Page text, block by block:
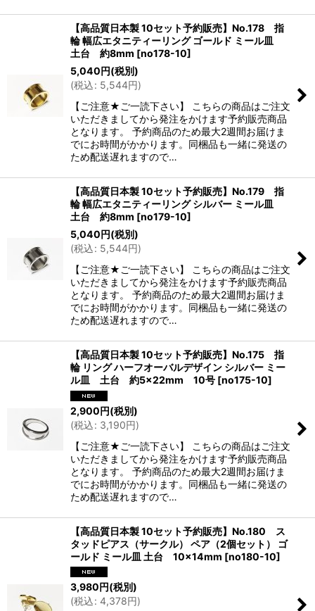
【高品質日本製 10セット予約販売】No.178 指
輪 幅広エタニティーリング ゴールド ミール皿
土台 約8mm [no178-10]
5,040円(税別)
(税込: 5,544円)
【ご注意★ご一読下さい】 こちらの商品はご注文
いただきましてから発注をかけます予約販売商品
となります。 予約商品のため最大2週間お届けま
でにお時間がかかります。同梱品も一緒に発送の
ため配送遅れますので…
【高品質日本製 10セット予約販売】No.179 指
輪 幅広エタニティーリング シルバー ミール皿
土台 約8mm [no179-10]
5,040円(税別)
(税込: 5,544円)
【ご注意★ご一読下さい】 こちらの商品はご注文
いただきましてから発注をかけます予約販売商品
となります。 予約商品のため最大2週間お届けま
でにお時間がかかります。同梱品も一緒に発送の
ため配送遅れますので…
【高品質日本製 10セット予約販売】No.175 指
輪 リング ハーフオーバルデザイン シルバー ミー
ル皿 土台 約5×22mm 10号 [no175-10]
2,900円(税別)
(税込: 3,190円)
【ご注意★ご一読下さい】 こちらの商品はご注文
いただきましてから発注をかけます予約販売商品
となります。 予約商品のため最大2週間お届けま
でにお時間がかかります。同梱品も一緒に発送の
ため配送遅れますので…
【高品質日本製 10セット予約販売】No.180 ス
タッドピアス（サークル） ペア（2個セット） ゴ
ールド ミール皿 土台 10×14mm [no180-10]
3,980円(税別)
(税込: 4,378円)